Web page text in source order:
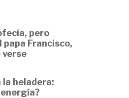
pero
papa Francisco,
verse
la heladera: